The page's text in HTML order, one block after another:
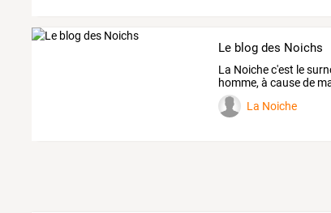
Le blog des Noichs
La Noichec'est le
homme, à causede
La Noiche